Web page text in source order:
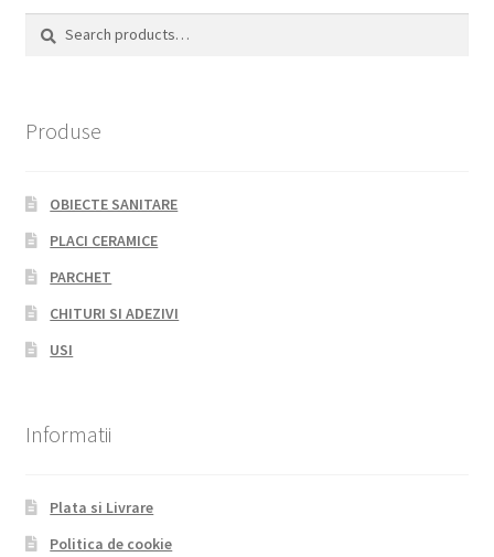
Search
Search
Produse
OBIECTE SANITARE
PLACI CERAMICE
PARCHET
CHITURI SI ADEZIVI
USI
Informatii
Plata si Livrare
Politica de cookie